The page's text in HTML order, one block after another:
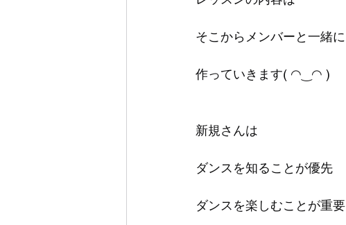
そこからメンバーと一緒に
作っていきます( ◠‿◠ )
新規さんは
ダンスを知ることが優先
ダンスを楽しむことが重要